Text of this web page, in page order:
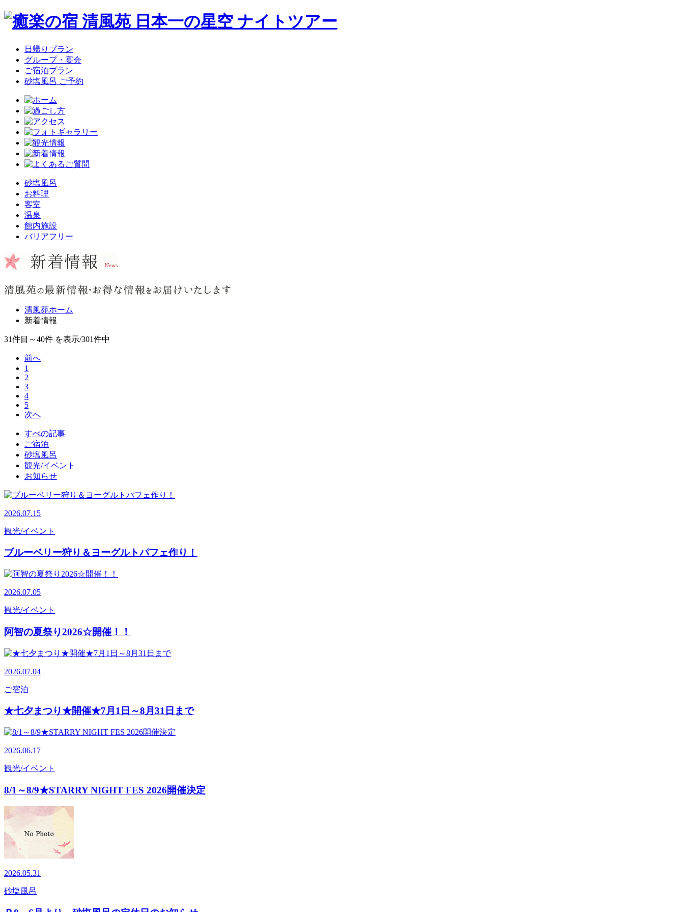
日帰りプラン
グループ・宴会
ご宿泊プラン
砂塩風呂 ご予約
砂塩風呂
お料理
客室
温泉
館内施設
バリアフリー
清風苑ホーム
新着情報
31件目～40件 を表示/301件中
前へ
1
2
3
4
5
次へ
すべの記事
ご宿泊
砂塩風呂
観光/イベント
お知らせ
2026.07.15
観光/イベント
ブルーベリー狩り＆ヨーグルトパフェ作り！
2026.07.05
観光/イベント
阿智の夏祭り2026☆開催！！
2026.07.04
ご宿泊
★七夕まつり★開催★7月1日～8月31日まで
2026.06.17
観光/イベント
8/1～8/9★STARRY NIGHT FES 2026開催決定
2026.05.31
砂塩風呂